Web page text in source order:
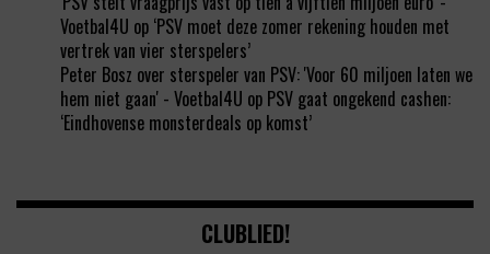
Voetbal4U op ‘PSV moet deze zomer rekening houden met
vertrek van vier sterspelers’
Peter Bosz over sterspeler van PSV: 'Voor 60 miljoen laten we
hem niet gaan' - Voetbal4U op PSV gaat ongekend cashen:
‘Eindhovense monsterdeals op komst’
CLUBLIED!